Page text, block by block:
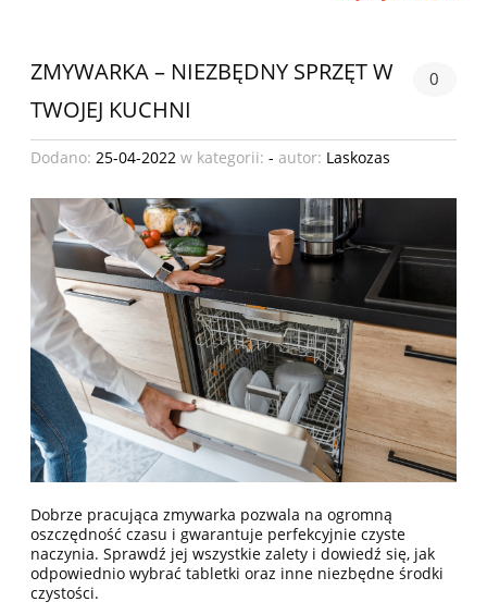
ZMYWARKA – NIEZBĘDNY SPRZĘT W
TWOJEJ KUCHNI
0
Dodano: 25-04-2022 w kategorii: - autor: Laskozas
Dobrze pracująca zmywarka pozwala na ogromną
oszczędność czasu i gwarantuje perfekcyjnie czyste
naczynia. Sprawdź jej wszystkie zalety i dowiedź się, jak
odpowiednio wybrać tabletki oraz inne niezbędne środki
czystości.